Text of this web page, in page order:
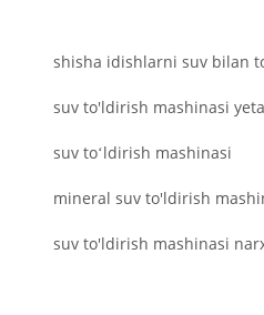
shisha idishlarni suv bilan
suv to'ldirish mashinasi
suv toʻldirish mashinasi
mineral suv to'ldirish
suv to'ldirish mashinasi